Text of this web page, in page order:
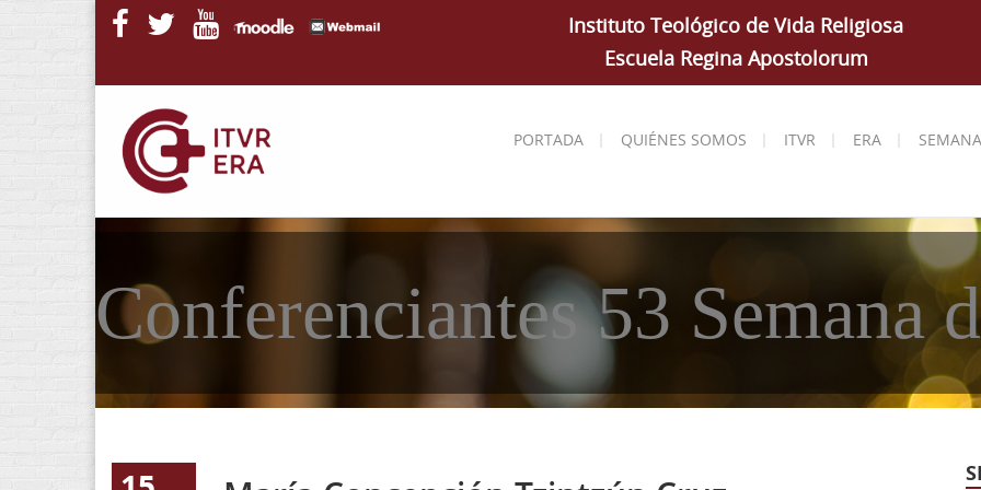
Pasar al contenido principal
Instituto Teológico de Vida Religiosa
Escuela Regina Apostolorum
PORTADA QUIÉNES SOMOS ITVR ERA
Conferenciantes 53 Semana